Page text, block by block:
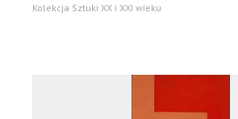
Kolekcja Sztuki XX i XXI wieku